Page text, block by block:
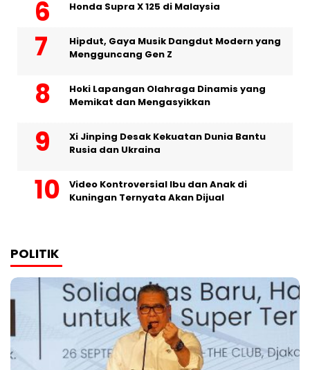
Honda Supra X 125 di Malaysia
Hipdut, Gaya Musik Dangdut Modern yang
Mengguncang Gen Z
Hoki Lapangan Olahraga Dinamis yang
Memikat dan Mengasyikkan
Xi Jinping Desak Kekuatan Dunia Bantu
Rusia dan Ukraina
Video Kontroversial Ibu dan Anak di
Kuningan Ternyata Akan Dijual
POLITIK